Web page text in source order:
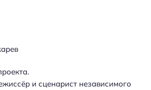
и сценарист независимого